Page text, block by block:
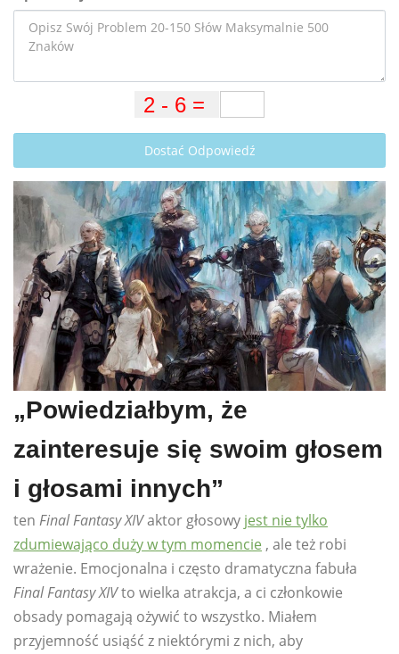
Dostać Odpowiedź
„Powiedziałbym, że
zainteresuje się swoim głosem
i głosami innych”
ten Final Fantasy XIVaktor głosowy jest nie tylko
zdumiewająco duży w tym momencie , ale też robi
wrażenie. Emocjonalna i często dramatyczna fabuła
Final Fantasy XIVto wielka atrakcja, a ci członkowie
obsady pomagają ożywić to wszystko. Miałem
przyjemność usiąść z niektórymi z nich, aby